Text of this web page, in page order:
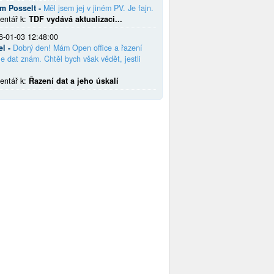
Posselt - Měl jsem jej v jiném PV. Je fajn.
k: TDF vydává aktualizaci...
01-03 12:48:00
- Dobrý den! Mám Open office a řazení
dat znám. Chtěl bych však vědět, jestli
k: Řazení dat a jeho úskalí